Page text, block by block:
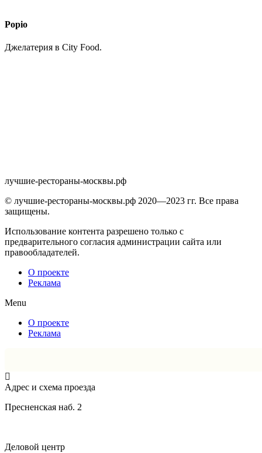
Popio
Джелатерия в City Food.
лучшие-рестораны-москвы.рф
© лучшие-рестораны-москвы.рф 2020—2023 гг. Все права
защищены.
Использование контента разрешено только с
предварительного согласия администрации сайта или
правообладателей.
О проекте
Реклама
Menu
О проекте
Реклама
Адрес и схема проезда
Пресненская наб. 2
Деловой центр